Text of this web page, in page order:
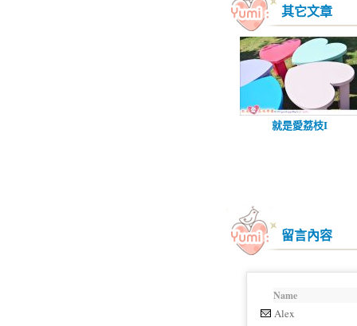
其它文章
就是愛荔枝I
留言內容
Name
Alex